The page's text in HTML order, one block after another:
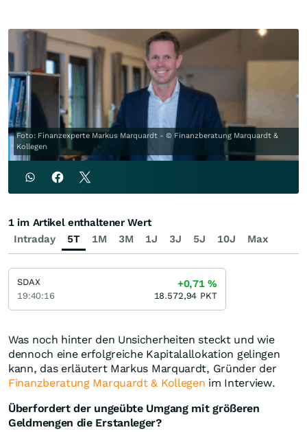
Foto: Finanzexperte Markus Marquardt - © Finanzberatung Marquardt &
Kollegen
Was noch hinter den Unsicherheiten steckt und wie
dennoch eine erfolgreiche Kapitalallokation gelingen
kann, das erläutert Markus Marquardt, Gründer der
Finanzberatung Marquardt & Kollegen im Interview.
Überfordert der ungeübte Umgang mit größeren
Geldmengen die Erstanleger?
Intraday 5T 1M 3M 1J 3J 5J 10J Max
1 im Artikel enthaltener Wert
SDAX
19:40:16
+0,71%
18.572,94 PKT